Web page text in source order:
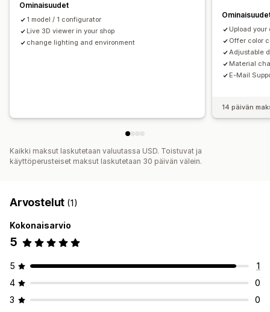
Ominaisuudet
1 model / 1 configurator
Live 3D viewer in your shop
change lighting and environment
Upload your
Offer color
Adjustable
Material
E-Mail
14 päivän
Kaikki maksut laskutetaan valuutassa USD. Toistuvat ja
käyttöperusteiset maksut laskutetaan 30 päivän välein.
Arvostelut (1)
Kokonaisarvio
5
5
1
4
0
3
0